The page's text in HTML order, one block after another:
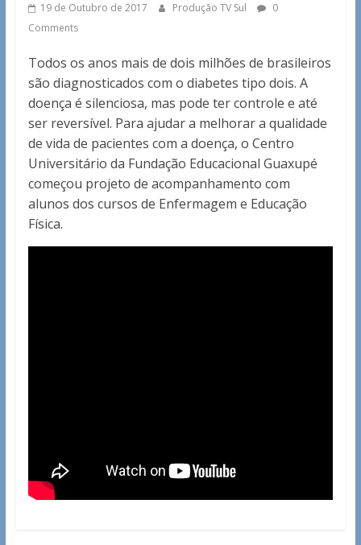
19 de Outubro de 2017 Produção TV Sul
0
Comments
Todos os anos mais de dois milhões de brasileiros
são diagnosticados com o diabetes tipo dois. A
doença é silenciosa, mas pode ter controle e até
ser reversível. Para ajudar a melhorar a qualidade
de vida de pacientes com a doença, o Centro
Universitário da Fundação Educacional Guaxupé
começou projeto de acompanhamento com
alunos dos cursos de Enfermagem e Educação
Física.